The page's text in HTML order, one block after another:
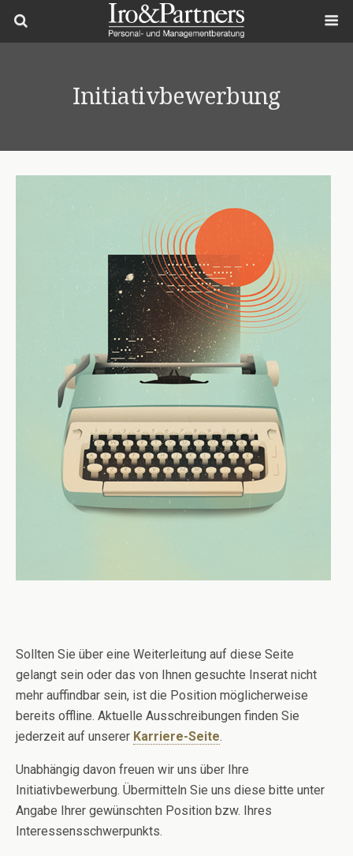
Initiativbewerbung
Sollten Sie über eine Weiterleitung auf diese Seite
gelangt sein oder das von Ihnen gesuchte Inserat nicht
mehr auffindbar sein, ist die Position möglicherweise
bereits offline. Aktuelle Ausschreibungen finden Sie
jederzeit auf unserer Karriere-Seite.
Unabhängig davon freuen wir uns über Ihre
Initiativbewerbung. Übermitteln Sie uns diese bitte unter
Angabe Ihrer gewünschten Position bzw. Ihres
Interessensschwerpunkts.